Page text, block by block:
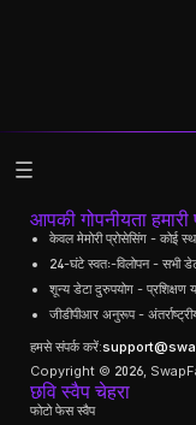
आपकी गोपनीयता
केवल मेमोरी प्रोसेसिंग - कोई
24-घंटे स्वतः-विलोपन - सभी
शून्य डेटा दुरुपयोग - प्रशिक्षण
जीडीपीआर अनुरूप -
हमसे संपर्क करें:
Copyright © 2026,
छवि स्वैप चेहरा
फोटो फेस स्वैप